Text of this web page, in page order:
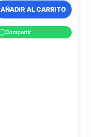
AÑADIR AL CARRITO
Compartir